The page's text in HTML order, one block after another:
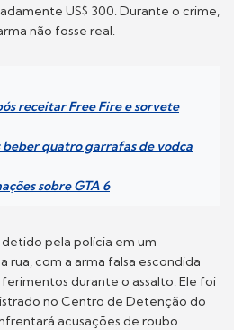
US$ 300. Durante o crime,
não fosse real.
receitar Free Fire e sorvete
quatro garrafas de vodca
sobre GTA 6
pela polícia em um
rua, com a arma falsa escondida
durante o assalto. Ele foi
no Centro de Detenção do
acusações de roubo.